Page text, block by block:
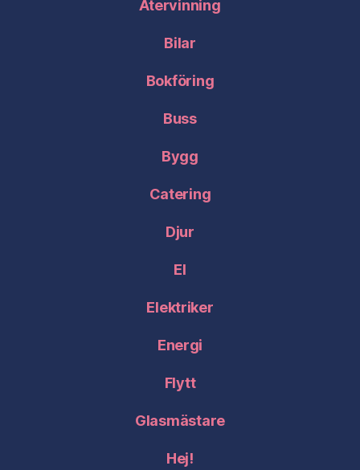
Återvinning
Bilar
Bokföring
Buss
Bygg
Catering
Djur
El
Elektriker
Energi
Flytt
Glasmästare
Hej!